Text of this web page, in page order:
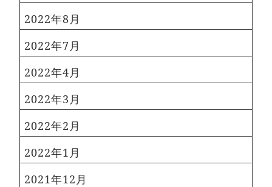
2022年8月
2022年7月
2022年4月
2022年3月
2022年2月
2022年1月
2021年12月